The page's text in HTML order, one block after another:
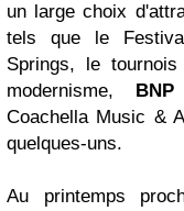
un large choix
tels que le
Springs, le
modernisme,
Coachella Music &
quelques-uns.
Au printemps